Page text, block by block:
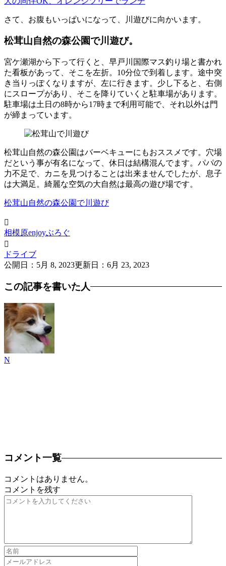
さて、お腹もいっぱいになって、川遊びに向かいます。
松茸山自然の森公園で川遊び。
宮ケ瀬湖から下って行くと、早戸川国際マス釣り場と書かれ
た看板があって、そこを左折。10分位で到着します。途中突
き当りっぽくなりますが、左に行きます。少し下ると、右側
にスロープがあり、そこを降りていくと駐車場があります。
駐車場は土日の8時から17時まで利用可能で、それ以外は門
が締まっています。
松茸山自然の森公園はバーベキューにもおススメです。穴場
だという事が有名になって、休日は結構混んでます。パパの
力不足で、カニを見つけることは出来ませんでしたが、息子
は大満足。綺麗な空気の大自然は最高の遊び場です。
松茸山自然の森公園で川遊び

相模原enjoyぶろぐ

ドライブ
公開日： 5月 8, 2023更新日： 6月 23, 2023
この記事を書いた人
N
コメント一覧
コメントはありません。
コメントを残す